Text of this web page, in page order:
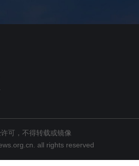
可，不得转载或镜像
all rights reserved